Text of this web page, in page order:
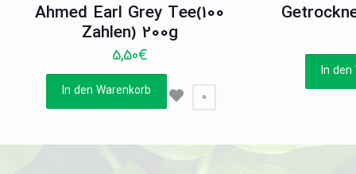
Ahmed Earl Grey Tee(100
Zahlen) 200g
5,50€
In den Warenkorb 0
In den